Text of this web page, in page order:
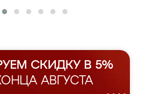
СКИДКУ В 5%
АВГУСТА